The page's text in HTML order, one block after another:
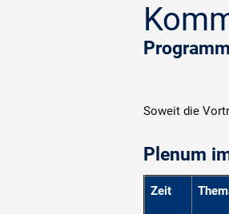
Soweit die
Plenum
Zeit